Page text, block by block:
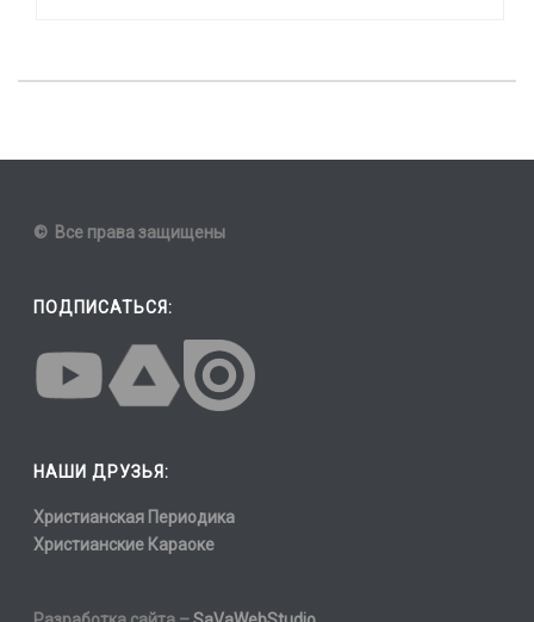
© Все права защищены
ПОДПИСАТЬСЯ:
НАШИ ДРУЗЬЯ:
Христианская Периодика
Христианские Караоке